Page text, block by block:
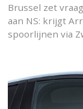
Brussel zet
aan NS: krijgt
spoorlijnen via